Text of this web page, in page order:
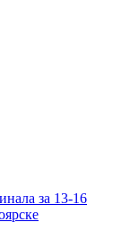
за 13-16